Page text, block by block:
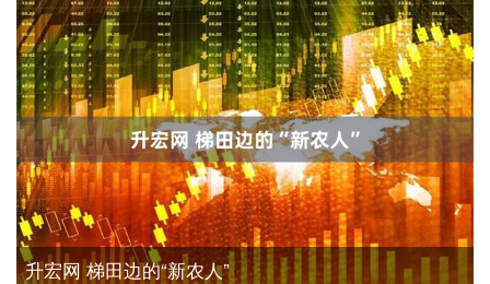
升宏网 梯田边的“新农人”